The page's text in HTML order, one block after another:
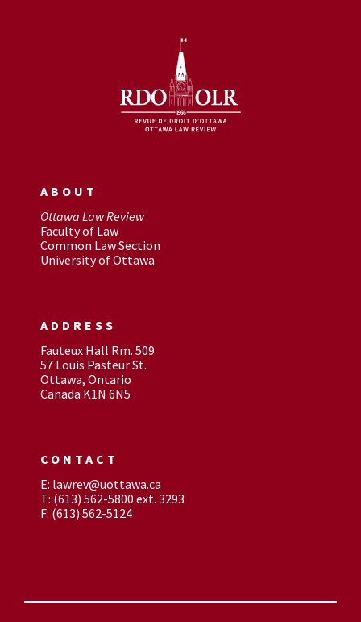
ABOUT
Ottawa Law Review
Faculty of Law
Common Law Section
University of Ottawa
ADDRESS
Fauteux Hall Rm. 509
57 Louis Pasteur St.
Ottawa, Ontario
Canada K1N 6N5
CONTACT
E: lawrev@uottawa.ca
T: (613) 562-5800 ext. 3293
F: (613) 562-5124